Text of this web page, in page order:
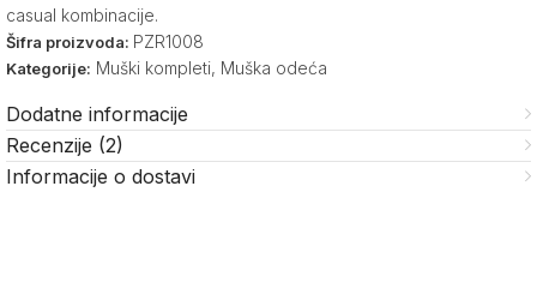
casual kombinacije.
Šifra proizvoda: PZR1008
Kategorije: Muški kompleti, Muška odeća
Dodatne informacije
Recenzije (2)
Informacije o dostavi